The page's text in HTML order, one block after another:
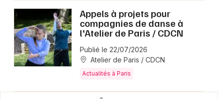
Appels à projets pour
compagnies de danse à
l'Atelier de Paris / CDCN
Publié le 22/07/2026
Atelier de Paris / CDCN
Actualités à Paris